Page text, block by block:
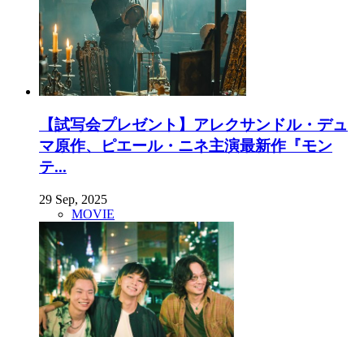
【試写会プレゼント】アレクサンドル・デュ
マ原作、ピエール・ニネ主演最新作『モン
テ...
29 Sep, 2025
MOVIE